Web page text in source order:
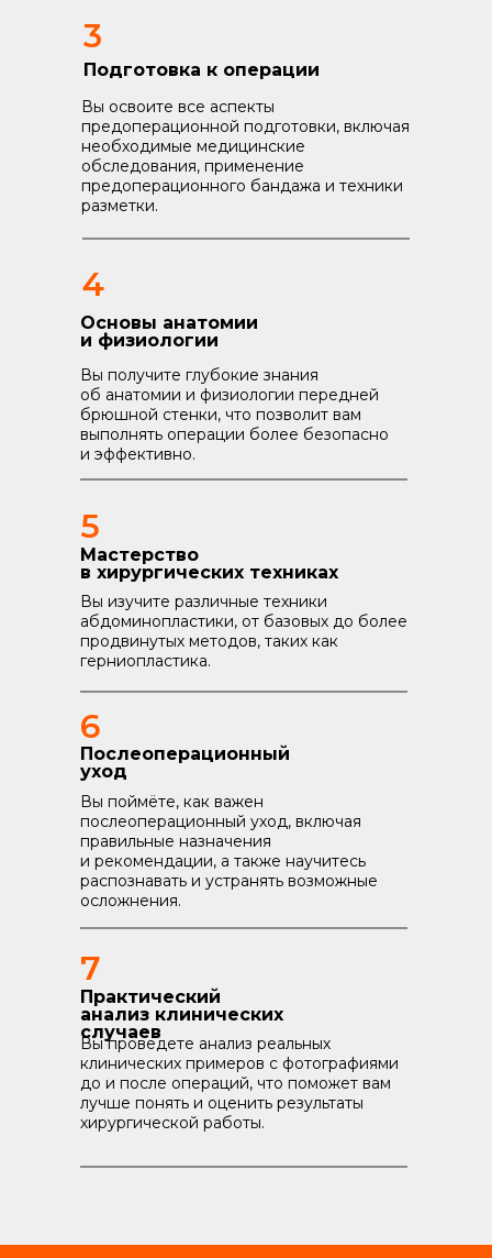
Подготовка к операции
Вы освоите все аспекты
предоперационной подготовки, включая
необходимые медицинские
обследования, применение
предоперационного бандажа и техники
разметки.
3
Основы анатомии
и физиологии
Вы получите глубокие знания
об анатомии и физиологии передней
брюшной стенки, что позволит вам
выполнять операции более безопасно
и эффективно.
4
Мастерство
в хирургических техниках
Вы изучите различные техники
абдоминопластики, от базовых до более
продвинутых методов, таких как
герниопластика.
5
Послеоперационный
уход
Вы поймёте, как важен
послеоперационный уход, включая
правильные назначения
и рекомендации, а также научитесь
распознавать и устранять возможные
осложнения.
6
Практический
анализ клинических
случаев
Вы проведете анализ реальных
клинических примеров с фотографиями
до и после операций, что поможет вам
лучше понять и оценить результаты
хирургической работы.
7